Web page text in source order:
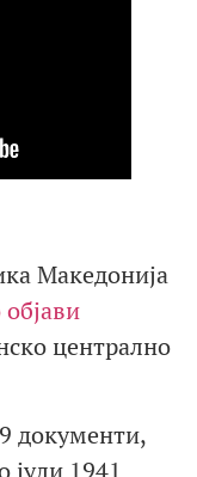
Македонија
објави
централно
документи,